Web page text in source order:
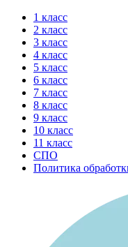
Перейти
содержимому
1 класс
2 класс
3 класс
4 класс
5 класс
6 класс
7 класс
8 класс
9 класс
10 класс
11 класс
СПО
Политика